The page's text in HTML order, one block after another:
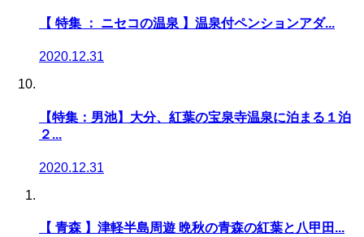
【 特集 ： ニセコの温泉 】温泉付ペンションアダ...
2020.12.31
【特集：男池】大分、紅葉の宝泉寺温泉に泊まる１泊
２...
2020.12.31
【 青森 】津軽半島周遊 晩秋の青森の紅葉と八甲田...